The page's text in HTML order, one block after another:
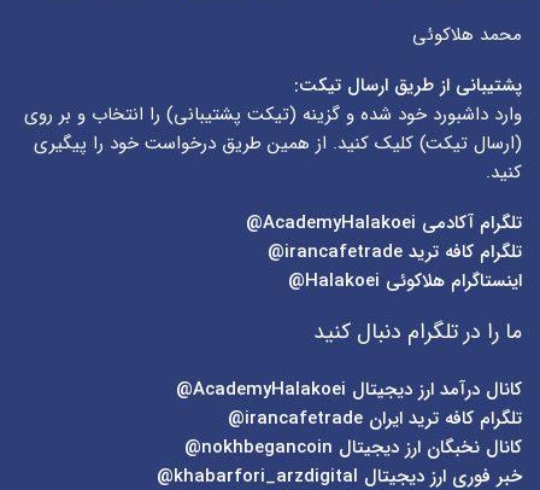
محمد هلاکوئی
پشتیبانی از طریق ارسال تیکت:
وارد داشبورد خود شده و گزینه (تیکت پشتیبانی) را انتخاب و بر روی
(ارسال تیکت) کلیک کنید. از همین طریق درخواست خود را پیگیری
کنید.
تلگرام آکادمی
تلگرام کافه ترید irancafetrade@
اینستاگرام هلاکوئی Halakoei@
ما را در تلگرام دنبال کنید
کانال درآمد ارز دیجیتال AcademyHalakoei@
تلگرام کافه ترید ایران irancafetrade@
کانال نخبگان ارز دیجیتال nokhbegancoin@
خبر فوری ارز دیجیتال khabarfori_arzdigital@